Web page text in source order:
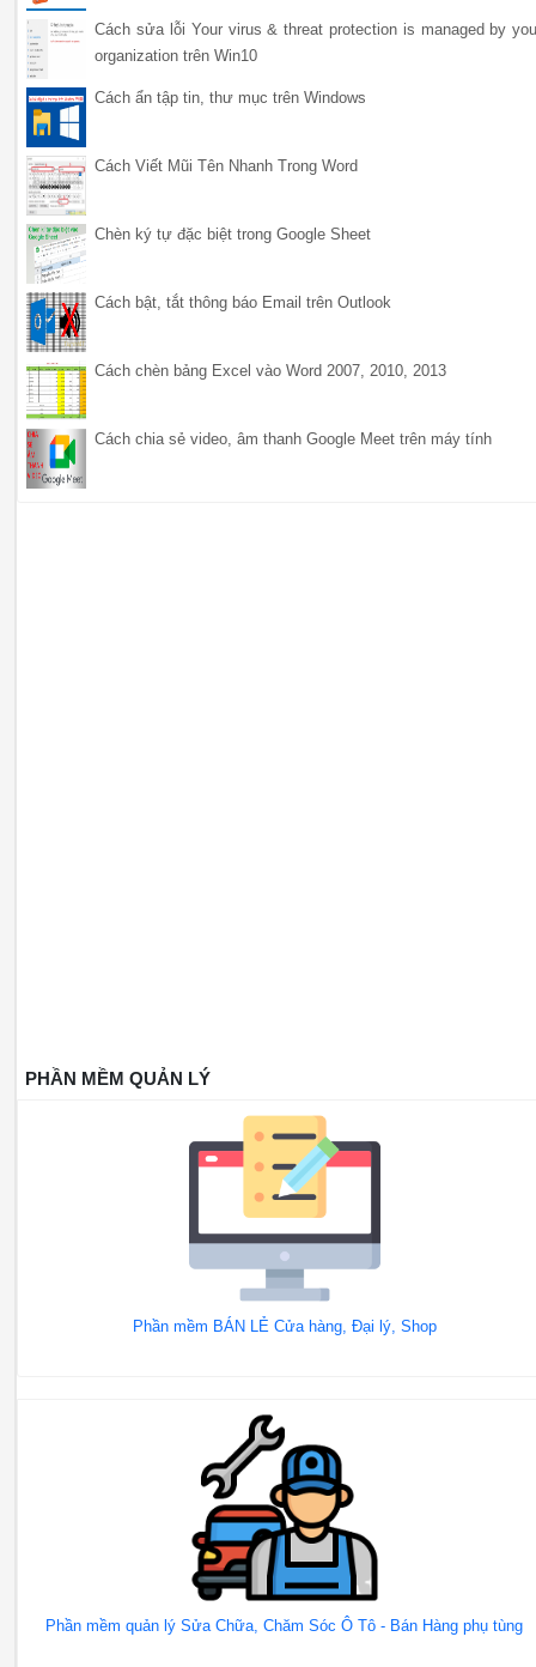
Cách sửa lỗi Your virus & threat protection is managed by
organization trên Win10
Cách ẩn tập tin, thư mục trên Windows
Cách Viết Mũi Tên Nhanh Trong Word
Chèn ký tự đặc biệt trong Google Sheet
Cách bật, tắt thông báo Email trên Outlook
Cách chèn bảng Excel vào Word 2007, 2010, 2013
Cách chia sẻ video, âm thanh Google Meet trên máy tính
PHẦN MỀM QUẢN LÝ
Phần mềm BÁN LẺ Cửa hàng, Đại lý, Shop
Phần mềm quản lý Sửa Chữa, Chăm Sóc Ô Tô - Bán Hàng phụ tùng